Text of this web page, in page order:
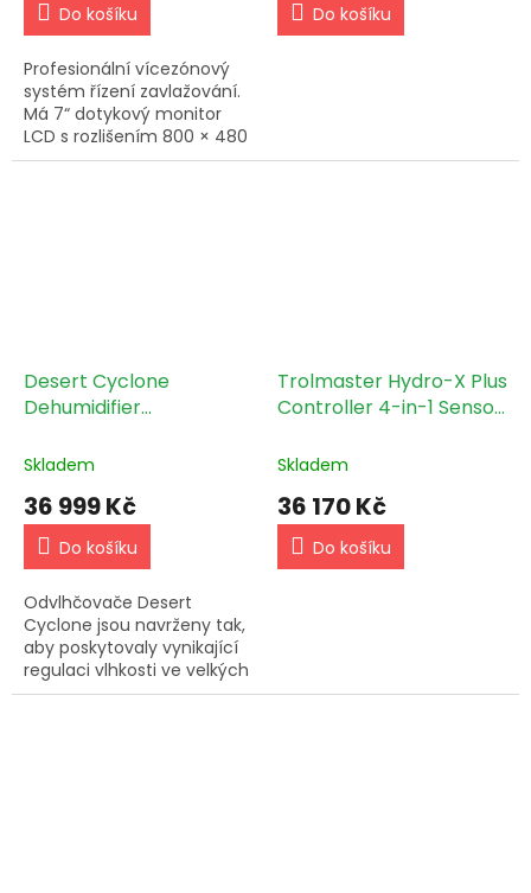
Do košíku
Profesionální vícezónový
systém řízení zavlažování.
Má 7“ dotykový monitor
LCD s rozlišením 800 × 480
bodů, disponuje několika
Do košíku
Desert Cyclone
Dehumidifier
l/24 h
Skladem
36 999 Kč
Do košíku
Odvlhčovače Desert
Cyclone jsou navrženy tak,
aby poskytovaly vynikající
regulaci vlhkosti ve velkých
prostorech a komerčních
Trolmaster Hydro-X Plus
Controller 4-in-1 Sensor
Skladem
36 170 Kč
Do košíku